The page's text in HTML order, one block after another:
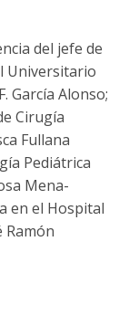
del jefe de
Universitario
García Alonso;
Cirugía
Fullana
Pediátrica
Mena-
en el Hospital
Ramón